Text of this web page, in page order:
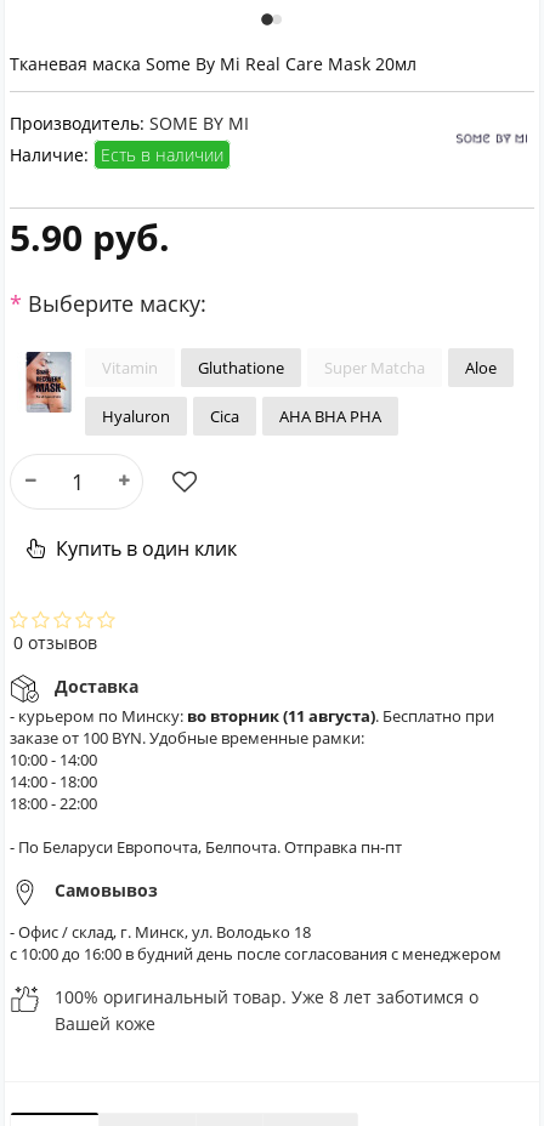
Тканевая маска Some By Mi Real Care Mask 20мл
Производитель: SOME BY MI
Наличие:
Есть в наличии
5.90 руб.
Выберите маску:
Vitamin Gluthatione Super Matcha Aloe
Hyaluron Cica AHA BHA PHA
Купить в один клик
0 отзывов
Доставка
- курьером по Минску: во вторник (11 августа). Бесплатно при
заказе от 100 BYN. Удобные временные рамки:
10:00 - 14:00
14:00 - 18:00
18:00 - 22:00
- По Беларуси Европочта, Белпочта. Отправка пн-пт
Самовывоз
- Офис / склад, г. Минск, ул. Володько 18
с 10:00 до 16:00 в будний день после согласования с менеджером
100% оригинальный товар. Уже 8 лет заботимся о
Вашей коже